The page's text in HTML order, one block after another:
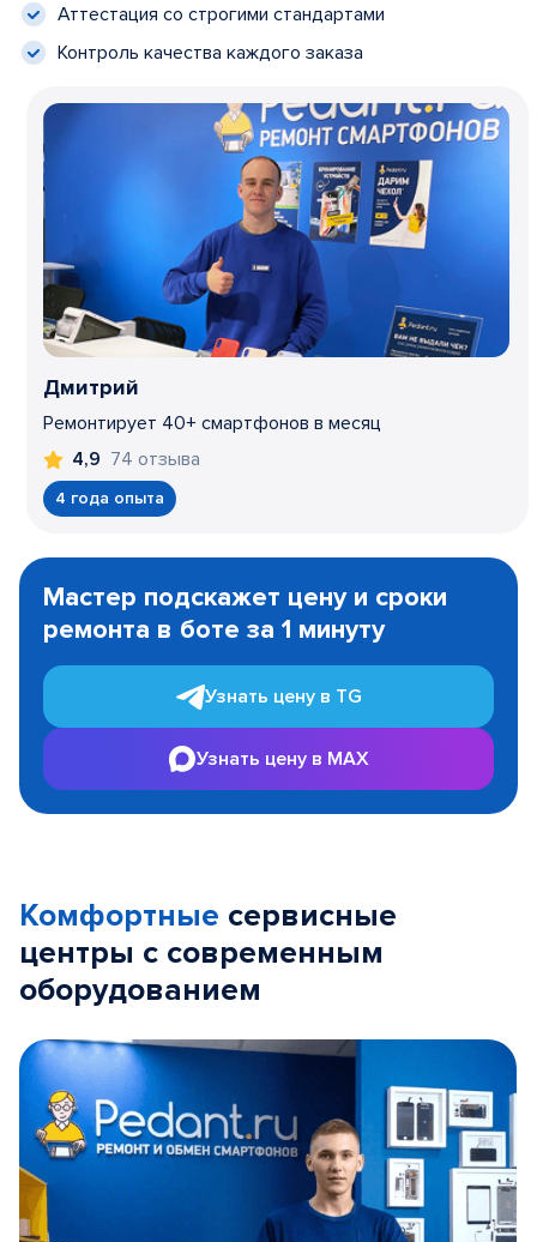
Аттестация со строгими стандартами
Контроль качества каждого заказа
Дмитрий
Ремонтирует 40+ смартфонов в месяц
4,9 74 отзыва
4 года опыта
1
Мастер подскажет цену и сроки
ремонта в боте за 1 минуту
Узнать цену в TG
Узнать цену в MAX
Комфортные сервисные
центры с современным
оборудованием